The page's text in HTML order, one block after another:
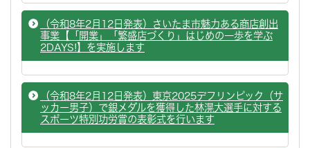
（令和8年2月12日発表）さいたま市魅力ある商店創出
事業【「開業」「繁盛店づくり」はじめの一歩を学ぶ
2DAYS!】を実施します
（令和8年2月12日発表）東京2025デフリンピック（サ
ッカー男子）で銀メダルを獲得した林滉大選手に対する
スポーツ特別功労賞の表彰式を行います